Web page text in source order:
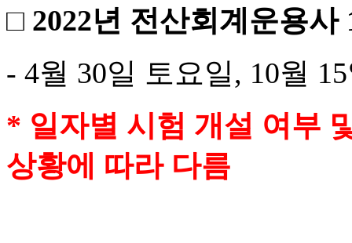
□ 2022년 전산회계운용사
- 4월 30일 토요일, 10월
* 일자별 시험 개설 여부
상황에 따라 다름